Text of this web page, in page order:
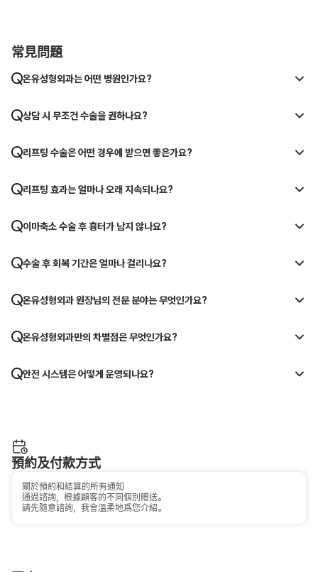
常見問題
온유성형외과는 어떤 병원인가요?
상담 시 무조건 수술을 권하나요?
리프팅 수술은 어떤 경우에 받으면 좋은가요?
리프팅 효과는 얼마나 오래 지속되나요?
이마축소 수술 후 흉터가 남지 않나요?
수술 후 회복 기간은 얼마나 걸리나요?
온유성형외과 원장님의 전문 분야는 무엇인가요?
온유성형외과만의 차별점은 무엇인가요?
안전 시스템은 어떻게 운영되나요?
預約及付款方式
關於預約和結算的所有通知
通過諮詢，根據顧客的不同個別贈送。
請先隨意諮詢，我會溫柔地爲您介紹。